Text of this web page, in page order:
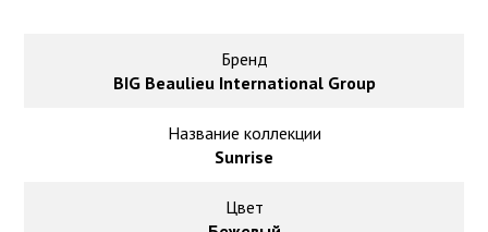
Ковролин под теплый пол
Бренд
BIG Beaulieu International Group
Название коллекции
Sunrise
Цвет